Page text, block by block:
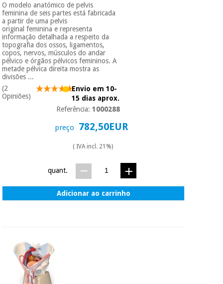
O modelo anatómico de pelvis
feminina de seis partes está fabricada
a partir de uma pelvis
original feminina e representa
informação detalhada a respeito da
topografia dos ossos, ligamentos,
copos, nervos, músculos do andar
pélvico e órgãos pélvicos femininos. A
metade pélvica direita mostra as
divisões ...
(2
Opiniões)
Envio em 10-
15 dias aprox.
Referência:1000288
preço 782,50EUR
( IVA incl. 21%)
quant.
Adicionar ao carrinho